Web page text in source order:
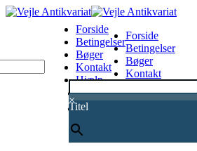
×
Titel
Forside
Betingelser
Bøger
Kontakt
Hjælp
0
Forside
Betingelser
Bøger
Kontakt